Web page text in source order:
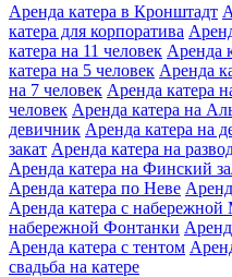
Аренда катера в Кронштадт
катера для корпоратива
катера на 11 человек Аренда
катера на 5 человек Аренда
на 7 человек Аренда катера
человек Аренда катера на
девичник Аренда катера на
закат Аренда катера на
Аренда катера на Финский
Аренда катера по Неве
Аренда катера с
набережной Фонтанки
Аренда катера с тентом
свадьба на катере